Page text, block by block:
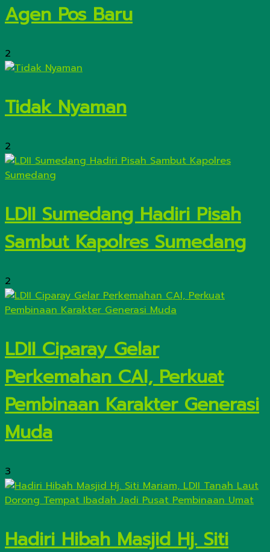
Agen Pos Baru
2
Tidak Nyaman
2
LDII Sumedang Hadiri Pisah
Sambut Kapolres Sumedang
2
LDII Ciparay Gelar
Perkemahan CAI, Perkuat
Pembinaan Karakter Generasi
Muda
3
Hadiri Hibah Masjid Hj. Siti